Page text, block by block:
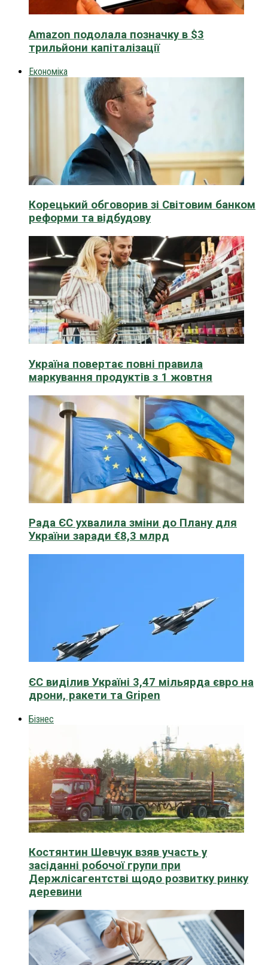
Amazon подолала позначку в $3
трильйони капіталізації
Економіка
Корецький обговорив зі Світовим банком
реформи та відбудову
Україна повертає повні правила
маркування продуктів з 1 жовтня
Рада ЄС ухвалила зміни до Плану для
України заради €8,3 млрд
ЄС виділив Україні 3,47 мільярда євро на
дрони, ракети та Gripen
Бізнес
Костянтин Шевчук взяв участь у
засіданні робочої групи при
Держлісагентстві щодо розвитку ринку
деревини